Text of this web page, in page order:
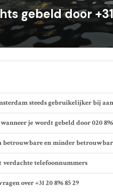
gebeld door
steeds gebruikelijker bij
je wordt gebeld door 020 896
betrouwbare en minder
verdachte telefoonnummers
over +31 20 896 85 29